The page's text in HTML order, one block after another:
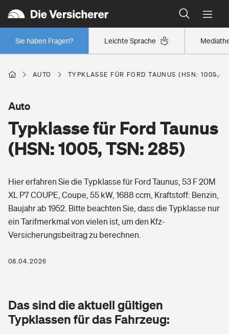
Leichte Sprache
Sie haben Fragen?
Wer versichert was: Jetzt Versicherer finden
Regionalklassen: So ist Ihre Region eingestuft
Wer versichert was: Jetzt Versicherer finden
Berufsunfähigkeitsversicherung
Erwerbsunfähigkeitsversicherung
Grundfähigkeitsversicherung
Arbeitsrechtsschutz
Berufshaftpflichtversicherung
Zur Übersicht
Tools
Wohnen
Hausratversicherung
Glasversicherung
Freizeit
Pri­vate Haft­pflicht­
Kinderunfall­ver­si­che­rung
Gesundheit
Private Krankenversicherung
Dread-Disease-Versicherung
AUTO TYPKLASSE FÜR FORD TAUNUS (HSN: 1005,
Typklasse für Ford Taunus
(HSN: 1005, TSN: 285)
Auto
Hier erfahren Sie die Typklasse für Ford Taunus, 53 F 20M
XL P7 COUPE, Coupe, 55 kW, 1688 ccm, Kraftstoff: Benzin,
Baujahr ab 1952. Bitte beachten Sie, dass die Typklasse nur
ein Tarifmerkmal von vielen ist, um den Kfz-
Versicherungsbeitrag zu berechnen.
08.04.2026
Das sind die aktuell gültigen
Typklassen für das Fahrzeug: